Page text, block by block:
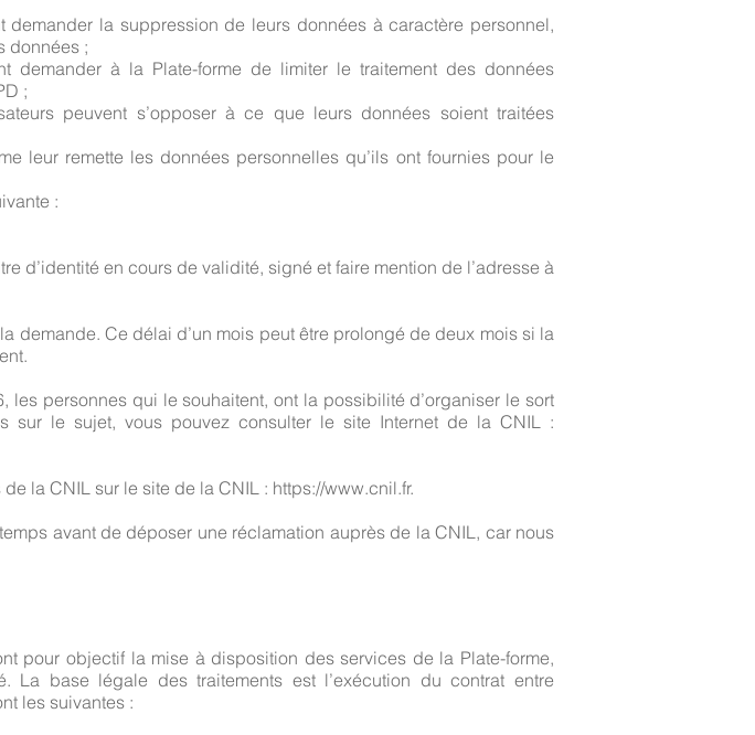
la suppression de leurs données à caractère personnel,
données ;
à la Plate-forme de limiter le traitement des données
;
peuvent s’opposer à ce que leurs données soient traitées
leur remette les données personnelles qu’ils ont fournies pour le
:
d’identité en cours de validité, signé et faire mention de l’adresse à
demande. Ce délai d’un mois peut être prolongé de deux mois si la
personnes qui le souhaitent, ont la possibilité d’organiser le sort
sur le sujet, vous pouvez consulter le site Internet de la CNIL :
la CNIL sur le site de la CNIL : https://www.cnil.fr.
avant de déposer une réclamation auprès de la CNIL, car nous
pour objectif la mise à disposition des services de la Plate-forme,
La base légale des traitements est l’exécution du contrat entre
les suivantes :